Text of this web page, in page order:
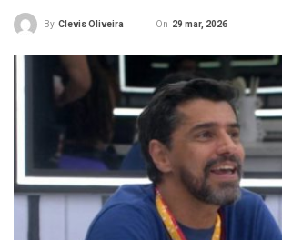
By Clevis Oliveira On 29 mar, 2026